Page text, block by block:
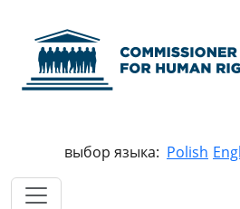
Commissioner
выбор языка: Polish